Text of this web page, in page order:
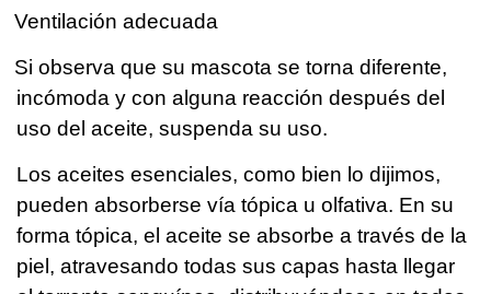
Ventilación adecuada
Si observa que su mascota se torna diferente,
incómoda y con alguna reacción después del
uso del aceite, suspenda su uso.
Los aceites esenciales, como bien lo dijimos,
pueden absorberse vía tópica u olfativa. En su
forma tópica, el aceite se absorbe a través de la
piel, atravesando todas sus capas hasta llegar